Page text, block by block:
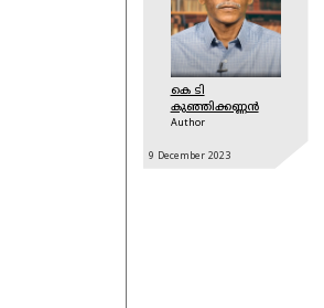
കെ ടി
കുഞ്ഞിക്കണ്ണൻ
Author
9 December2023